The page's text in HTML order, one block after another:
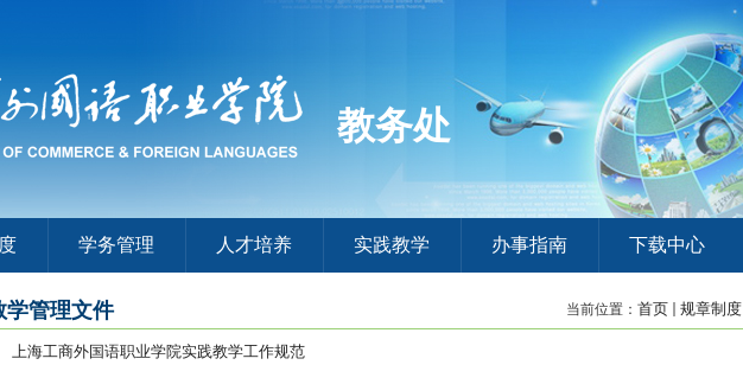
教务处
学务管理 人才培养 实践教学 办事指南 下载中心
学管理文件 当前位置： 首页 规章制度
上海工商外国语职业学院实践教学工作规范